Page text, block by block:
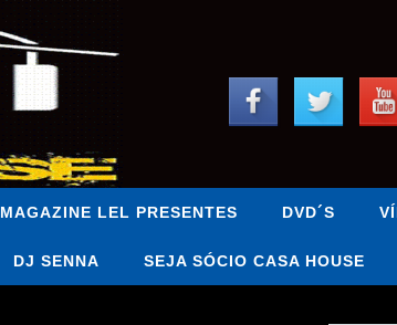
MAGAZINE LEL PRESENTES DVD´S
DJ SENNA SEJA SÓCIO CASA HOUSE